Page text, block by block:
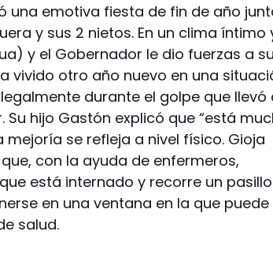
una emotiva fiesta de fin de año
y sus 2 nietos. En un clima íntimo
y el Gobernador le dio fuerzas a su
vivido otro año nuevo en una
durante el golpe que llevó
hijo Gastón explicó que “está
mejoría se refleja a nivel físico. Gioja
con la ayuda de enfermeros,
está internado y recorre un
en una ventana en la que puede
salud.